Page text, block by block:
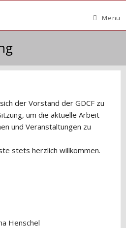
Menü
der Vorstand der GDCF zu
um die aktuelle Arbeit
und Veranstaltungen zu
stets herzlich willkommen.
Henschel